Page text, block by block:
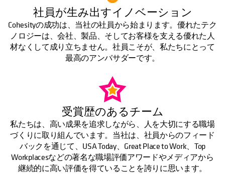
社員が生み出すイノベーション
Cohesityの成功は、当社の社員から始まります。優れたテク
ノロジーは、会社、製品、そしてお客様を支える優れた人
材なくして成り立ちません。社員こそが、私たちにとって
最高のアンバサダーです。
受賞歴のあるチーム
私たちは、高い成果を追求しながら、人を大切にする職場
づくりに取り組んでいます。当社は、社員からのフィード
バックを通じて、USA Today、Great Place to Work、Top
Workplacesなどの著名な職場評価アワードやメディアから
継続的に高い評価を得ていることを誇りに思います。